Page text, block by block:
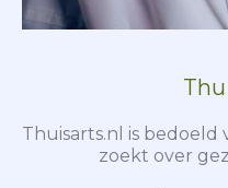
Thuisarts.nl is bedoeld
zoekt over